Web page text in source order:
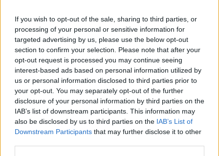
If you wish to opt-out of the sale, sharing to third parties, or
processing of your personal or sensitive information for
targeted advertising by us, please use the below opt-out
section to confirm your selection. Please note that after your
opt-out request is processed you may continue seeing
interest-based ads based on personal information utilized by
us or personal information disclosed to third parties prior to
your opt-out. You may separately opt-out of the further
disclosure of your personal information by third parties on the
IAB’s list of downstream participants. This information may
also be disclosed by us to third parties on the IAB’s List of
Downstream Participants that may further disclose it to other